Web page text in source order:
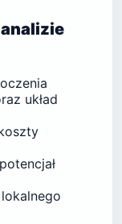
układ